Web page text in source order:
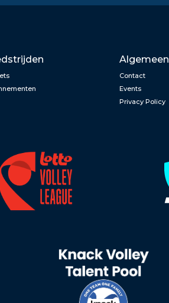
Algemeen
Contact
Events
Privacy Policy